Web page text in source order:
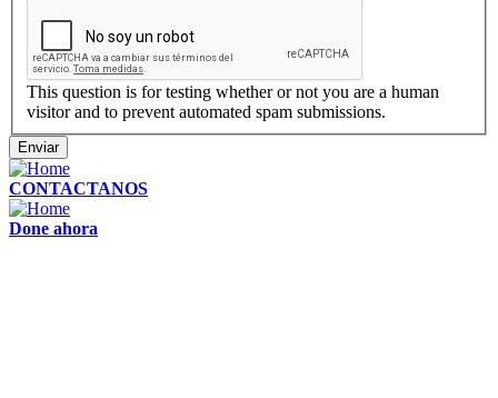
This question is for testing whether or not you are a human
visitor and to prevent automated spam submissions.
Enviar
CONTACTANOS
Done ahora